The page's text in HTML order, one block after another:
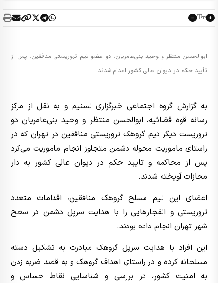
ابوالحسن منتظر و وحید بنی‌عامریان، دو عضو تیم تروریستی منافقین، پس از
تأیید حکم در دیوان عالی کشور اعدام شدند.
به گزارش گروه اجتماعی خبرگزاری تسنیم و به نقل از مرکز
رسانه قوه قضائیه، ابوالحسن منتظر و وحید بنی‌عامریان دو
تروریست دیگر تیم گروهک تروریستی منافقین در تهران که در
راستای ماموریت محوله دشمن متجاوز انجام ماموریت می‌کرد
پس از محاکمه و تایید حکم در دیوان عالی کشور به دار
مجازات آویخته شدند.
اعضای این تیم مسلح گروهک منافقین، اقدامات متعدد
تروریستی و انفجار‌هایی را با هدایت سرپل دشمن در سطح
شهر تهران انجام داده بودند.
این افراد با هدایت سرپل گروهک مبادرت به تشکیل دسته
مسلحانه کرده و در راستای اهداف گروهک و به قصد ضربه زدن
به امنیت کشور، در بررسی و شناسایی نقاط حساس و